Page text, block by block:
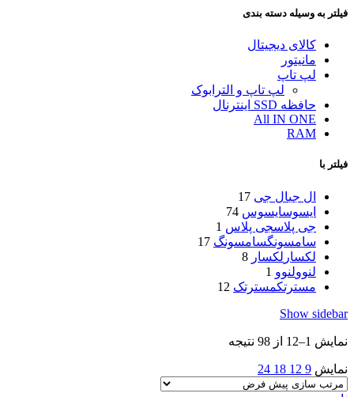
فیلتر به وسیله دسته بندی
کالای دیجیتال
مانیتور
لپ تاپ
لپ تاپ و الترابوک
حافظه SSD اینترنال
All IN ONE
RAM
فیلتر با
ال جیال جی 17
ایسوسایسوس 74
جی پلاسجی پلاس 1
سامسونگسامسونگ 17
لکسار لکسار 8
لنوولنوو 1
مسترتکمسترتک 12
Show sidebar
نمایش 1–12 از 98 نتیجه
نمایش 9
12
18
24